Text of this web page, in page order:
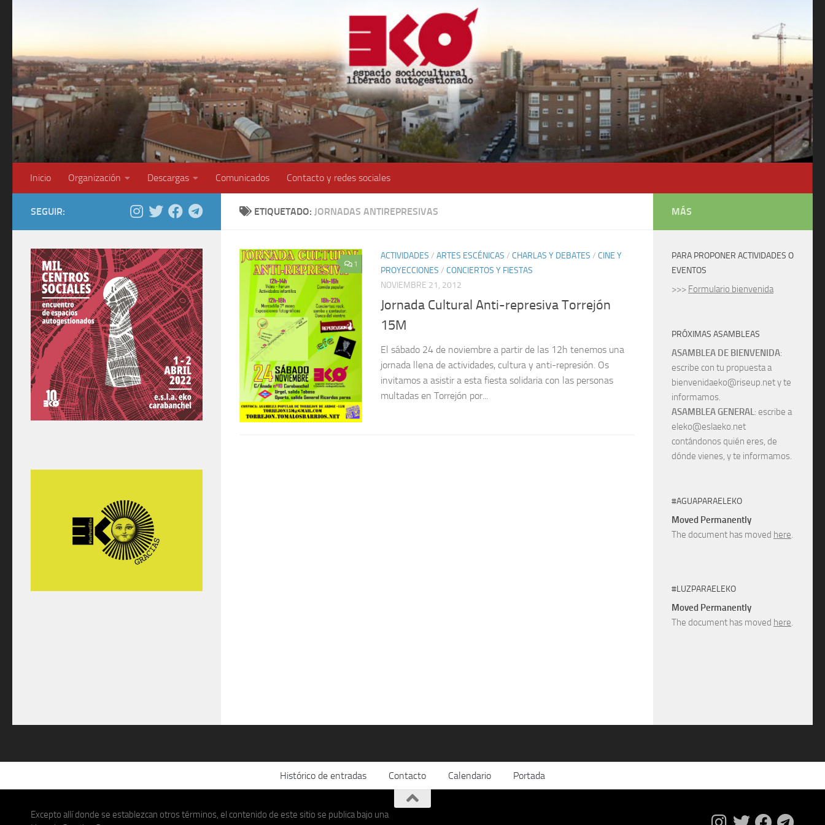
Inicio Organización Descargas Comunicados Contacto y redes sociales
ETIQUETADO: JORNADAS ANTIREPRESIVAS
1
ACTIVIDADES / ARTES ESCÉNICAS / CHARLAS Y DEBATES / CINE Y
PROYECCIONES / CONCIERTOS Y FIESTAS
NOVIEMBRE 21, 2012
Jornada Cultural Anti-represiva Torrejón
15M
El sábado 24 de noviembre a partir de las 12h tenemos una
jornada llena de actividades, cultura y anti-represión. Os
invitamos a asistir a esta fiesta solidaria con las personas
multadas en Torrejón por...
SEGUIR: MÁS
PARA PROPONER ACTIVIDADES O
EVENTOS
>>> Formulario bienvenida
PRÓXIMAS ASAMBLEAS
ASAMBLEA DE BIENVENIDA:
escribe con tu propuesta a
bienvenidaeko@riseup.net y te
informamos.
ASAMBLEA GENERAL: escribe a
eleko@eslaeko.net
contándonos quién eres, de
dónde vienes, y te informamos.
#AGUAPARAELEKO
Moved Permanently
The document has moved here.
#LUZPARAELEKO
Moved Permanently
The document has moved here.
Histórico de entradas Contacto Calendario Portada
Excepto allí donde se establezcan otros términos, el contenido de este sitio se publica bajo una